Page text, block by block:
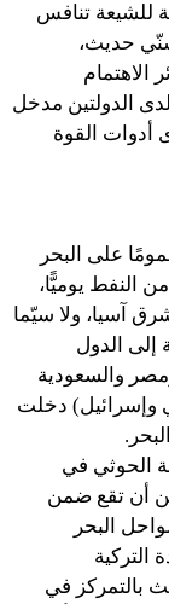
للشيعة تنافس
سنّي حديث،
الاهتمام
لدى الدولتين مدخل
أدوات القوة
على البحر
مليون برميل من النفط يوميًّا،
آسيا، ولا سيّما
إلى الدول
والسعودية
وإسرائيل) دخلت
الحوثي في
من أن تقع ضمن
البحر
التركية
بالتمركز في